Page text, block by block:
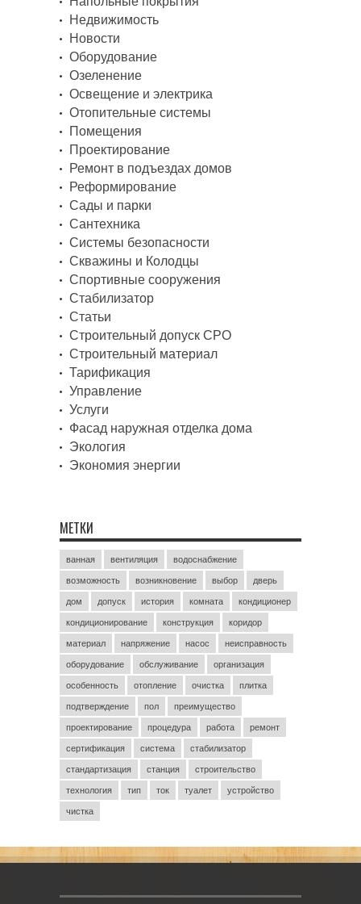
Недвижимость
Новости
Оборудование
Озеленение
Освещение и электрика
Отопительные системы
Помещения
Проектирование
Ремонт в подъездах домов
Реформирование
Сады и парки
Сантехника
Системы безопасности
Скважины и Колодцы
Спортивные сооружения
Стабилизатор
Статьи
Строительный допуск СРО
Строительный материал
Тарификация
Управление
Услуги
Фасад наружная отделка дома
Экология
Экономия энергии
МЕТКИ
ванная вентиляция водоснабжение
возможность возникновение выбор дверь
дом допуск история комната кондиционер
кондиционирование конструкция коридор
материал напряжение насос неисправность
оборудование обслуживание организация
особенность отопление очистка плитка
подтверждение пол преимущество
проектирование процедура работа ремонт
сертификация система стабилизатор
стандартизация станция строительство
технология тип ток туалет устройство
чистка